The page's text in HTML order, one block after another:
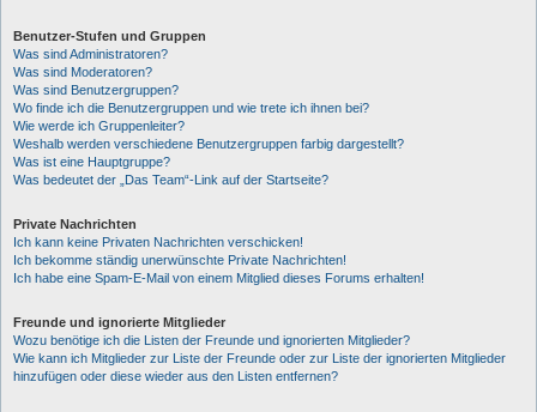
Benutzer-Stufen und Gruppen
Was sind Administratoren?
Was sind Moderatoren?
Was sind Benutzergruppen?
Wo finde ich die Benutzergruppen und wie trete ich ihnen bei?
Wie werde ich Gruppenleiter?
Weshalb werden verschiedene Benutzergruppen farbig dargestellt?
Was ist eine Hauptgruppe?
Was bedeutet der „Das Team“-Link auf der Startseite?
Private Nachrichten
Ich kann keine Privaten Nachrichten verschicken!
Ich bekomme ständig unerwünschte Private Nachrichten!
Ich habe eine Spam-E-Mail von einem Mitglied dieses Forums erhalten!
Freunde und ignorierte Mitglieder
Wozu benötige ich die Listen der Freunde und ignorierten Mitglieder?
Wie kann ich Mitglieder zur Liste der Freunde oder zur Liste der ignorierten Mitglieder
hinzufügen oder diese wieder aus den Listen entfernen?